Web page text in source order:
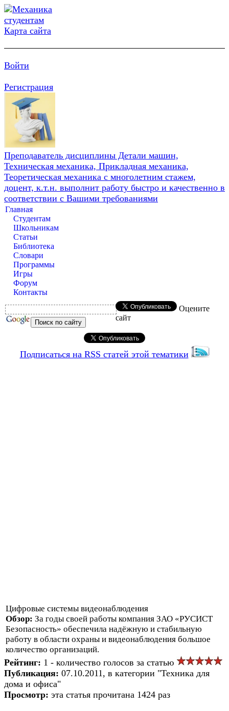
Карта сайта
Войти
Регистрация
Преподаватель дисциплины Детали машин,
Техническая механика, Прикладная механика,
Теоретическая механика с многолетним стажем,
доцент, к.т.н. выполнит работу быстро и качественно в
соответствии с Вашими требованиями
Главная
Студентам
Школьникам
Статьи
Библиотека
Словари
Программы
Игры
Форум
Контакты
Оцените
сайт
Подписаться на RSS статей этой тематики
Цифровые системы видеонаблюдения
Обзор: За годы своей работы компания ЗАО «РУСИСТ
Безопасность» обеспечила надёжную и стабильную
работу в области охраны и видеонаблюдения большое
количество организаций.
Рейтинг: 1 - количество голосов за статью
Публикация: 07.10.2011, в категории "Техника для
дома и офиса"
Просмотр: эта статья прочитана 1424 раз